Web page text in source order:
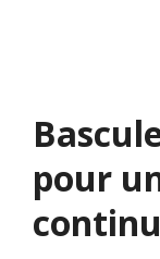
pour